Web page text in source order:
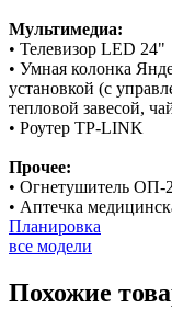
Мультимедиа:
• Телевизор LED 24"
• Умная колонка
установкой (с
тепловой завесой,
• Роутер TP-LINK
Прочее:
• Огнетушитель ОП-
• Аптечка
Планировка
все модели
Похожие